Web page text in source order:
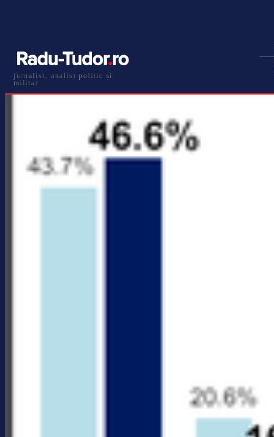
jurnalist, analist politic și
militar